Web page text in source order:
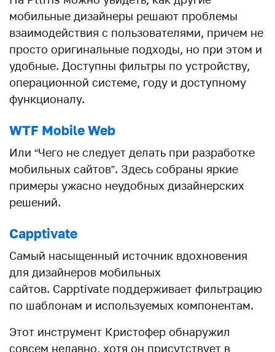
мобильные дизайнеры решают проблемы
взаимодействия с пользователями, причем не
просто оригинальные подходы, но при этом и
удобные. Доступны фильтры по устройству,
операционной системе, году и доступному
функционалу.
WTF Mobile Web
Или “Чего не следует делать при разработке
мобильных сайтов”. Здесь собраны яркие
примеры ужасно неудобных дизайнерских
решений.
Capptivate
Самый насыщенный источник вдохновения
для дизайнеров мобильных
сайтов. Capptivate поддерживает фильтрацию
по шаблонам и используемых компонентам.
Этот инструмент Кристофер обнаружил
совсем недавно, хотя он присутствует в